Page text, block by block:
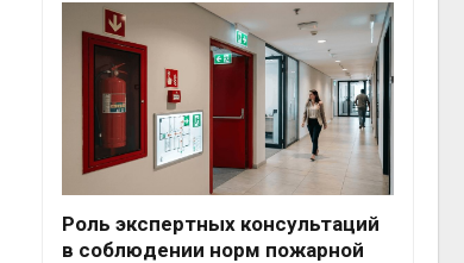
Роль экспертных консультаций
в соблюдении норм пожарной